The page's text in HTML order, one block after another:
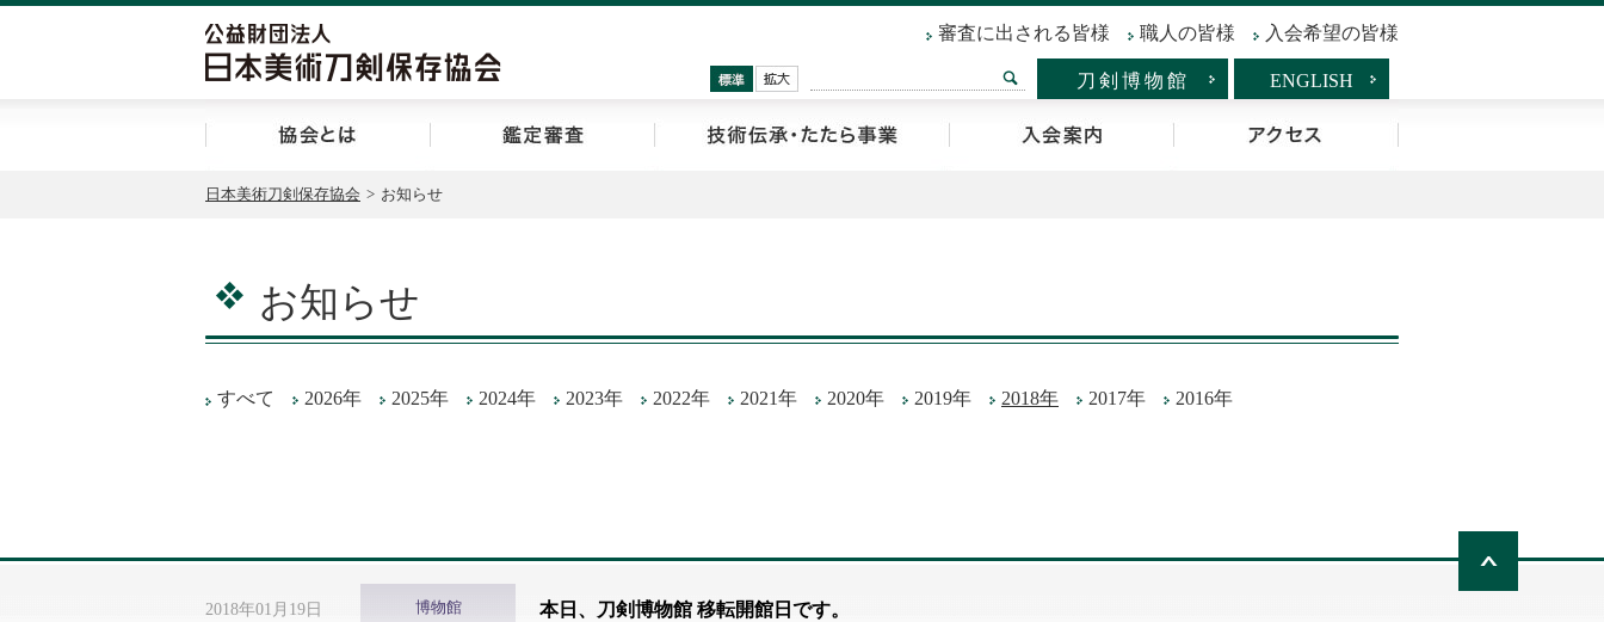
審査に出される皆様 職人の皆様 入会希望の皆様
標準 刀剣博物館
ENGLISH
日本美術刀剣保存協会 > お知らせ
お知らせ
すべて 2026年 2025年 2024年 2023年 2022年 2021年 2020年 2019年 2018年 2017年 2016年
2018年01月19日 博物館
本日、刀剣博物館 移転開館日です。